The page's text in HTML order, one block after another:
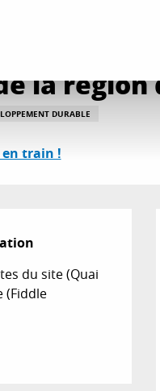
la
DURABLE
en train !
du site (Quai
(Fiddle